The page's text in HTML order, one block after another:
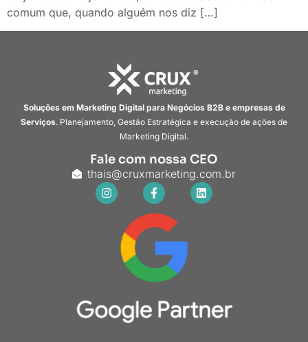
comum que, quando alguém nos diz […]
Soluções em Marketing Digital para Negócios B2B e empresas de
Serviços. Planejamento, Gestão Estratégica e execução de ações de
Marketing Digital.
Fale com nossa CEO
thais@cruxmarketing.com.br